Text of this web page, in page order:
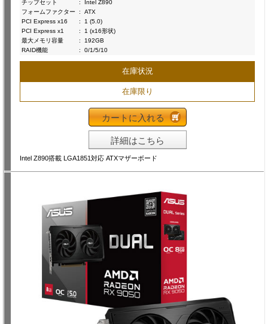
チップセット :
Intel Z890
フォームファクター
:
ATX
PCI Express x16
:
1 (5.0)
PCI Express x1
:
1 (x16形状)
最大メモリ容量
:
192GB
RAID機能
: 0/1/5/10
在庫状況
在庫限り
カートに入れる
詳細はこちら
Intel Z890搭載 LGA1851対応 ATXマザーボード